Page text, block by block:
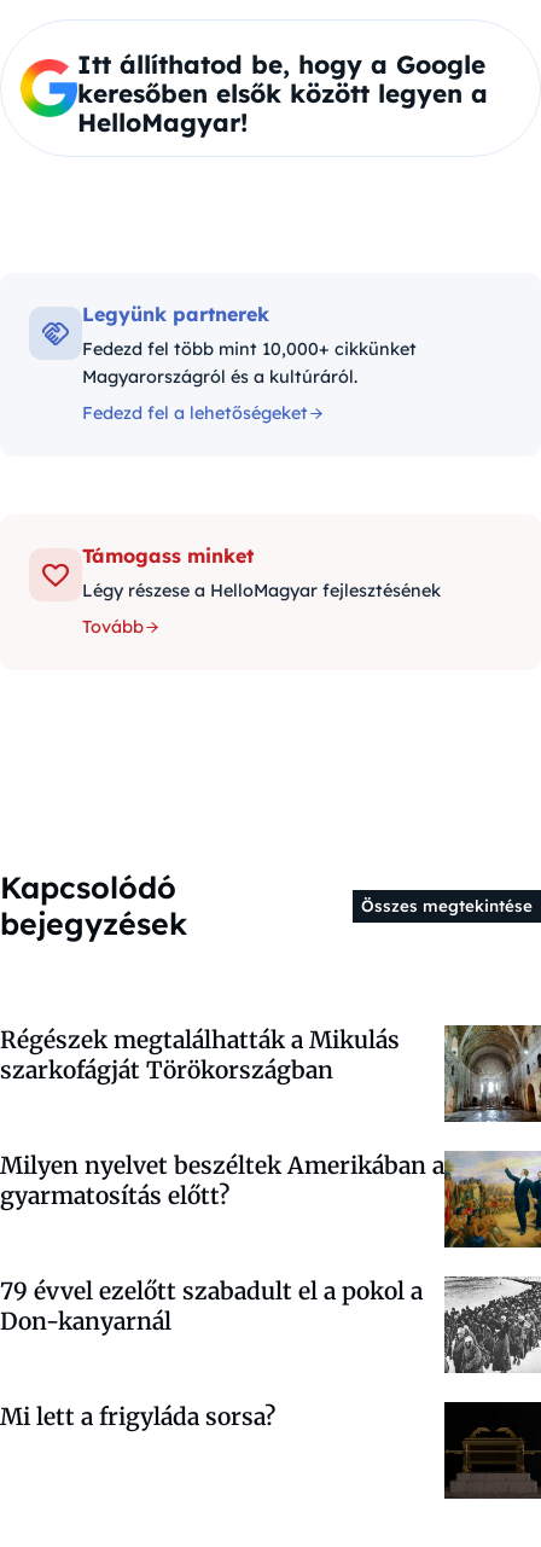
Itt állíthatod be, hogy a Google
keresőben elsők között legyen a
HelloMagyar!
Legyünk partnerek
Fedezd fel több mint 10,000+ cikkünket
Magyarországról és a kultúráról.
Fedezd fel a lehetőségeket
Támogass minket
Légy részese a HelloMagyar fejlesztésének
Tovább
Kapcsolódó
bejegyzések
Összes megtekintése
Régészek megtalálhatták a Mikulás
szarkofágját Törökországban
Milyen nyelvet beszéltek Amerikában a
gyarmatosítás előtt?
79 évvel ezelőtt szabadult el a pokol a
Don-kanyarnál
Mi lett a frigyláda sorsa?